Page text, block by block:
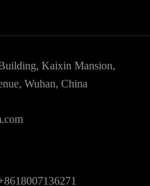
Kaixin Mansion,
Wuhan, China